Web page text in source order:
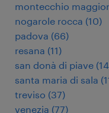
montecchio
nogarole rocca (10)
padova (66)
resana (11)
san donà di piave (14
santa maria di sala (
treviso (37)
venezia (77)